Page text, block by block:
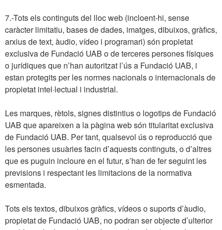
7.-Tots els continguts del lloc web (incloent-hi, sense
caràcter limitatiu, bases de dades, imatges, dibuixos, gràfics,
arxius de text, àudio, vídeo i programari) són propietat
exclusiva de Fundació UAB o de terceres persones físiques
o jurídiques que n’han autoritzat l’ús a Fundació UAB, i
estan protegits per les normes nacionals o internacionals de
propietat intel·lectual i industrial.
Les marques, rètols, signes distintius o logotips de Fundació
UAB que apareixen a la pàgina web són titularitat exclusiva
de Fundació UAB. Per tant, qualsevol ús o reproducció que
les persones usuàries facin d’aquests continguts, o d’altres
que es puguin incloure en el futur, s’han de fer seguint les
previsions i respectant les limitacions de la normativa
esmentada.
Tots els textos, dibuixos gràfics, vídeos o suports d’àudio,
propietat de Fundació UAB, no podran ser objecte d’ulterior